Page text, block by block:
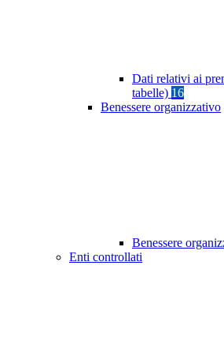
Dati relativi ai
tabelle) 16
Benessere organizzativo
Benessere
Enti controllati